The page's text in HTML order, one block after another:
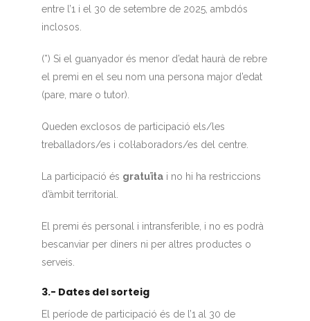
entre l’1 i el 30 de setembre de 2025, ambdós
inclosos.
(*) Si el guanyador és menor d’edat haurà de rebre
el premi en el seu nom una persona major d’edat
(pare, mare o tutor).
Queden exclosos de participació els/les
treballadors/es i col·laboradors/es del centre.
La participació és gratuïtai no hi ha restriccions
d’àmbit territorial.
El premi és personal i intransferible, i no es podrà
bescanviar per diners ni per altres productes o
serveis.
3.- Dates del sorteig
El període de participació és de l’1 al 30 de